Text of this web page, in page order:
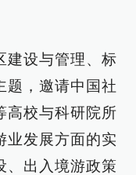
建设与管理、标
题，邀请中国社
高校与科研院所
业发展方面的实
、出入境游政策